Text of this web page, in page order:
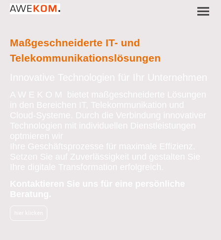
Maßgeschneiderte IT- und
Telekommunikationslösungen
Innovative Technologien für Ihr Unternehmen
A W E K O M bietet maßgeschneiderte Lösungen
in den Bereichen IT, Telekommunikation und
Cloud-Systeme. Durch die Verbindung innovativer
Technologien mit individuellen Dienstleistungen
optmieren wir
Ihre Geschäftsprozesse für maximale Effizienz.
Setzen Sie auf Zuverlässigkeit und gestalten Sie
Ihre digitale Transformation erfolgreich.
Kontaktieren Sie uns für eine persönliche
Beratung.
hier klicken